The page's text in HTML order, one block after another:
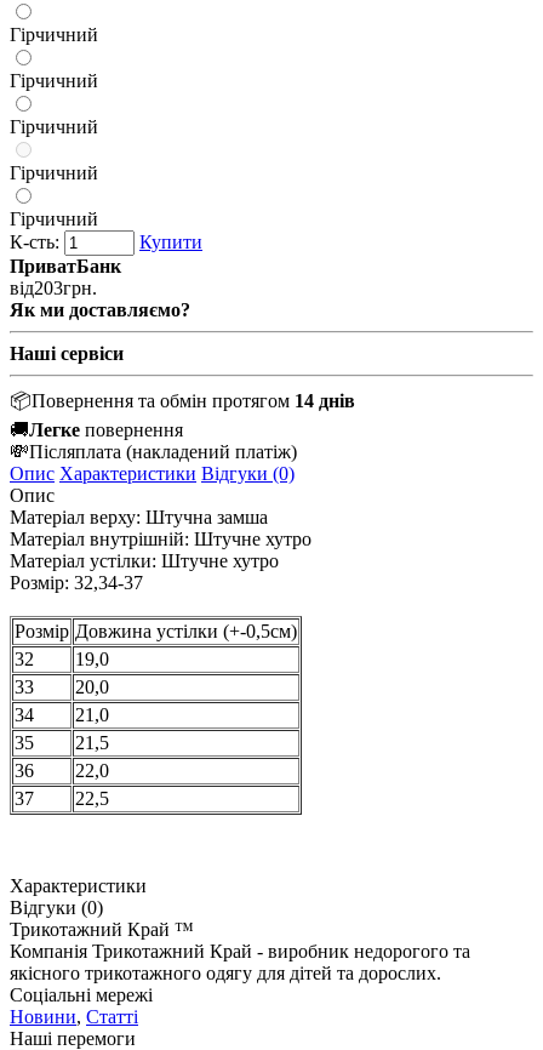
Гірчичний
Гірчичний
Гірчичний
Гірчичний
Гірчичний
К-сть:
Купити
ПриватБанк
від203грн.
Як ми доставляємо?
Наші сервіси
📦Повернення та обмін протягом 14 днів
🚚Легке повернення
💸Післяплата (накладений платіж)
Опис Характеристики Відгуки (0)
Опис
Матеріал верху: Штучна замша
Матеріал внутрішній: Штучне хутро
Матеріал устілки: Штучне хутро
Розмір: 32,34-37
Розмір Довжина устілки (+-0,5см)
32
19,0
33
20,0
34
21,0
35
21,5
36
22,0
37
22,5
Характеристики
Відгуки (0)
Трикотажний Край ™
Компанія Трикотажний Край - виробник недорогого та
якісного трикотажного одягу для дітей та дорослих.
Соціальні мережі
Новини, Статті
Наші перемоги